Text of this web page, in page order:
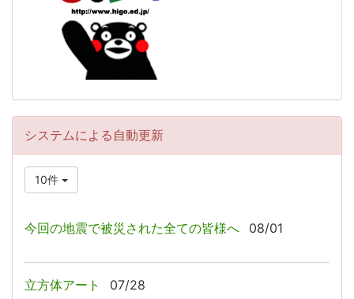
システムによる自動更新
10件
今回の地震で被災された全ての皆様へ 08/01
立方体アート 07/28